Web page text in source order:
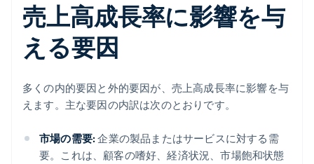
売上高成長率に影響を与
える要因
多くの内的要因と外的要因が、売上高成長率に影響を与
えます。主な要因の内訳は次のとおりです。
市場の需要: 企業の製品またはサービスに対する需
要。これは、顧客の嗜好、経済状況、市場飽和状態